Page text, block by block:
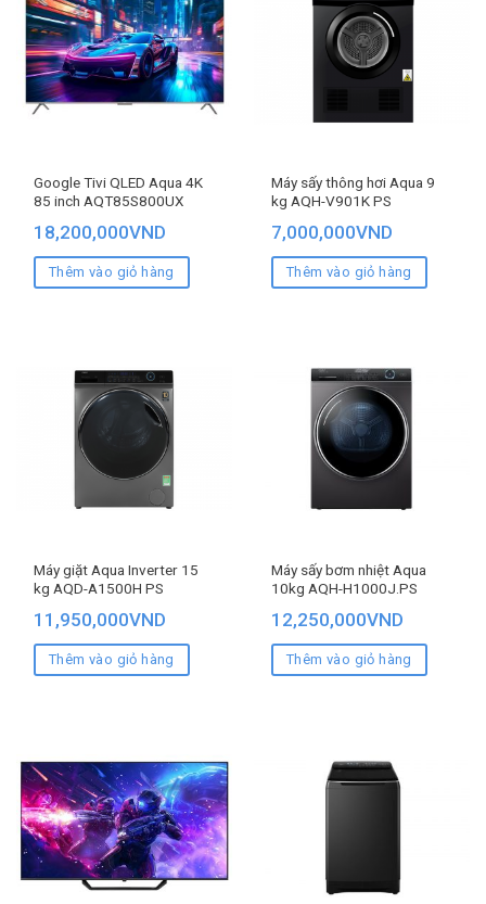
Google Tivi QLED Aqua 4K
85 inch AQT85S800UX
18,200,000VND
Thêm vào giỏ hàng
Máy sấy thông hơi Aqua 9
kg AQH-V901K PS
7,000,000VND
Thêm vào giỏ hàng
Máy giặt Aqua Inverter 15
kg AQD-A1500H PS
11,950,000VND
Thêm vào giỏ hàng
Máy sấy bơm nhiệt Aqua
10kg AQH-H1000J.PS
12,250,000VND
Thêm vào giỏ hàng